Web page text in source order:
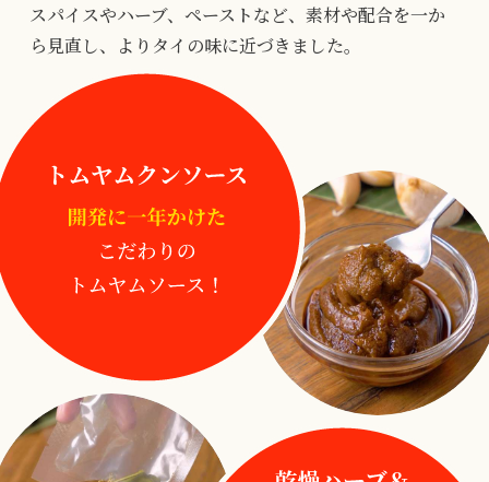
スパイスやハーブ、ペーストなど、素材や配合を一か
ら見直し、よりタイの味に近づきました。